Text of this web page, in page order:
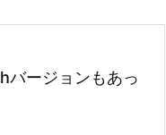
バージョンもあっ